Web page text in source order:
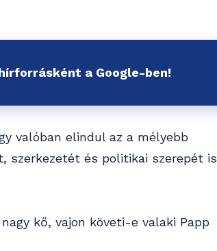
a Google-ben!
valóban elindul az a mélyebb
szerkezetét és politikai szerepét is
kő, vajon követi-e valaki Papp